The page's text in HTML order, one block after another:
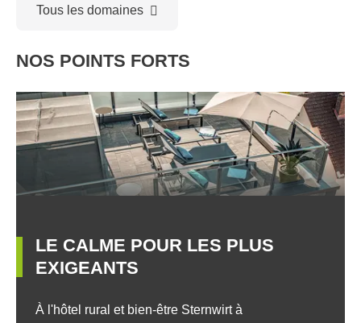
Tous les domaines
NOS POINTS FORTS
LE CALME POUR LES PLUS
EXIGEANTS
À l'hôtel rural et bien-être Sternwirt à